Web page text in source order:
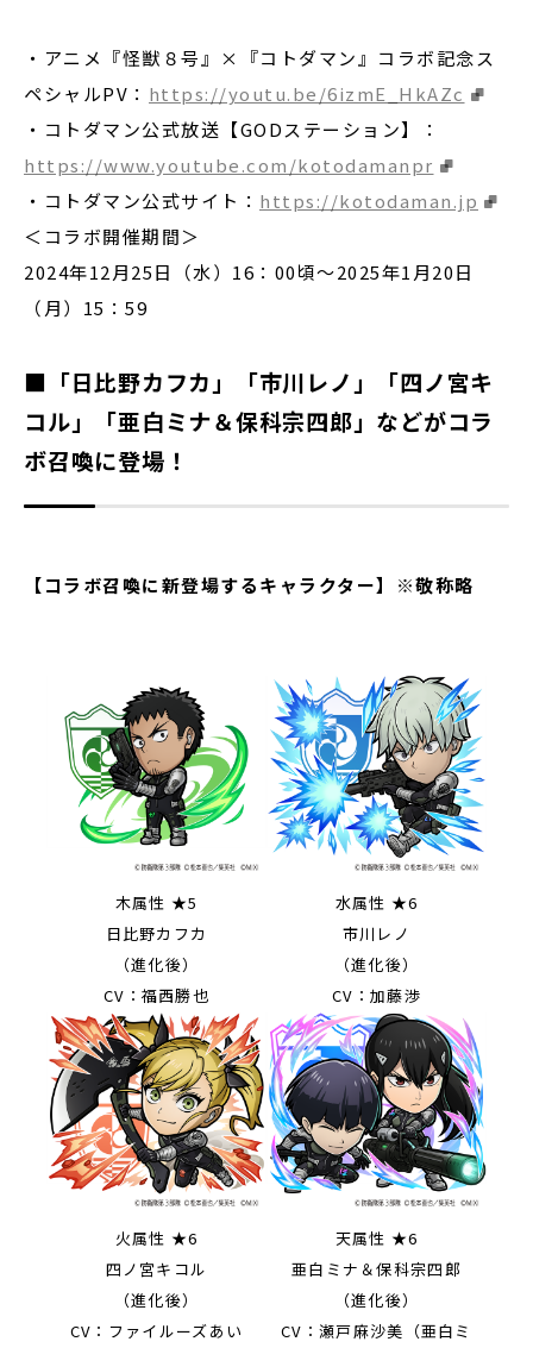
・アニメ『怪獣８号』×『コトダマン』コラボ記念ス
ペシャルPV： https://youtu.be/6izmE_HkAZc
・コトダマン公式放送【GODステーション】：
https://www.youtube.com/kotodamanpr
・コトダマン公式サイト： https://kotodaman.jp
＜コラボ開催期間＞
2024年12月25日（水）16：00頃〜2025年1月20日
（月）15：59
■「日比野カフカ」「市川レノ」「四ノ宮キ
コル」「亜白ミナ＆保科宗四郎」などがコラ
ボ召喚に登場！
【コラボ召喚に新登場するキャラクター】※敬称略
木属性 ★5
日比野カフカ
（進化後）
CV：福西勝也
水属性 ★6
市川レノ
（進化後）
CV：加藤渉
火属性 ★6
四ノ宮キコル
（進化後）
CV：ファイルーズあい
天属性 ★6
亜白ミナ＆保科宗四郎
（進化後）
CV：瀬戸麻沙美（亜白ミ